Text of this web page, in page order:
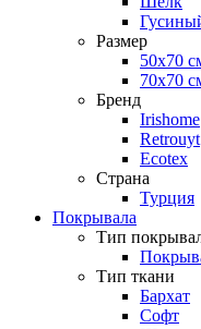
Размер
50х70
70х70
Бренд
Irishome
Retrouyt
Ecotex
Cтрана
Турция
Покрывала
Тип
Тип ткани
Бархат
Софт